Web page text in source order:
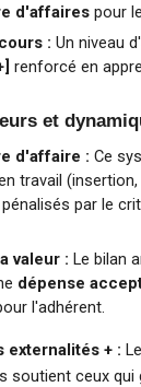
d'affaires pour
: Un niveau
renforcé en
et
d'affaire : Ce
travail
par le
valeur : Le bilan
dépense
l'adhérent.
externalités + :
soutient ceux qui